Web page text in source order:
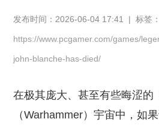
发布时间：2026-06-04 17:41 | 标签
https://www.pcgamer.com/games/
john-blanche-has-died/
在极其庞大、甚至有些晦涩的
（Warhammer）宇宙中，如